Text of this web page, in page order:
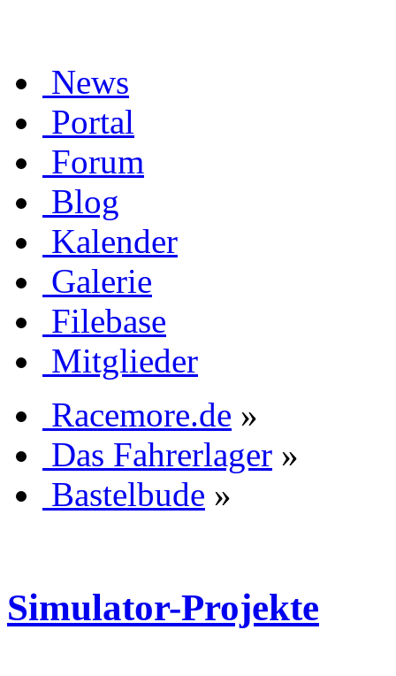
News
Portal
Forum
Blog
Kalender
Galerie
Filebase
Mitglieder
Racemore.de »
Das Fahrerlager »
Bastelbude »
Simulator-Projekte